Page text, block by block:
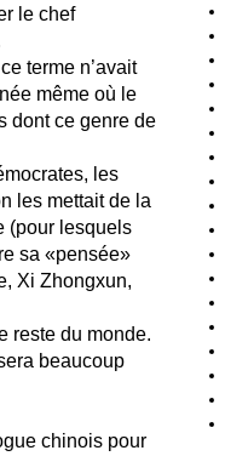
le chef
terme n’avait
même où le
dont ce genre de
les
les mettait de la
(pour lesquels
sa «pensée»
Xi Zhongxun,
reste du monde.
beaucoup
chinois pour